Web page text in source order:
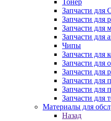
Тонер
Запчасти для
Запчасти для
Запчасти для
Запчасти для
Чипы
Запчасти для
Запчасти для
Запчасти для
Запчасти для
Запчасти для
Запчасти для
Материалы для
Назад